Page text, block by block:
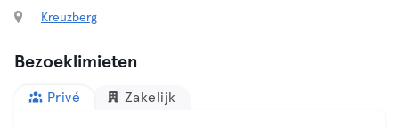
Kreuzberg
Bezoeklimieten
Privé Zakelijk